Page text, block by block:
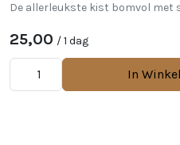
De allerleukste kist bomvol met
25,00 / 1 dag
In